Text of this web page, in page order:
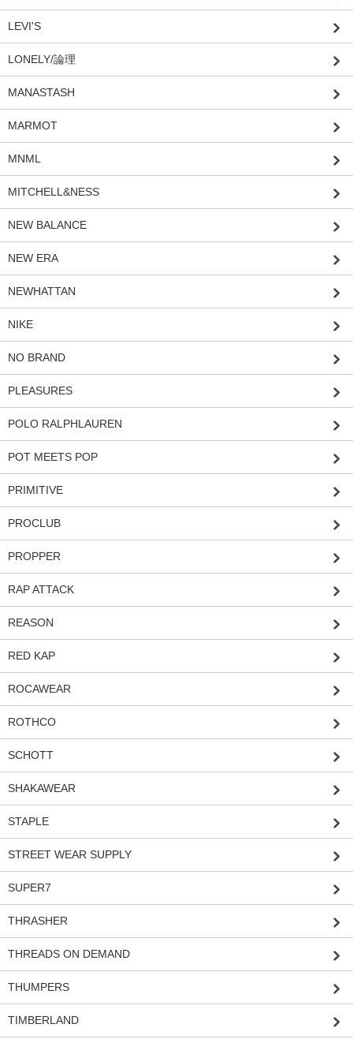
LEVI'S
LONELY/論理
MANASTASH
MARMOT
MNML
MITCHELL&NESS
NEW BALANCE
NEW ERA
NEWHATTAN
NIKE
NO BRAND
PLEASURES
POLO RALPHLAUREN
POT MEETS POP
PRIMITIVE
PROCLUB
PROPPER
RAP ATTACK
REASON
RED KAP
ROCAWEAR
ROTHCO
SCHOTT
SHAKAWEAR
STAPLE
STREET WEAR SUPPLY
SUPER7
THRASHER
THREADS ON DEMAND
THUMPERS
TIMBERLAND